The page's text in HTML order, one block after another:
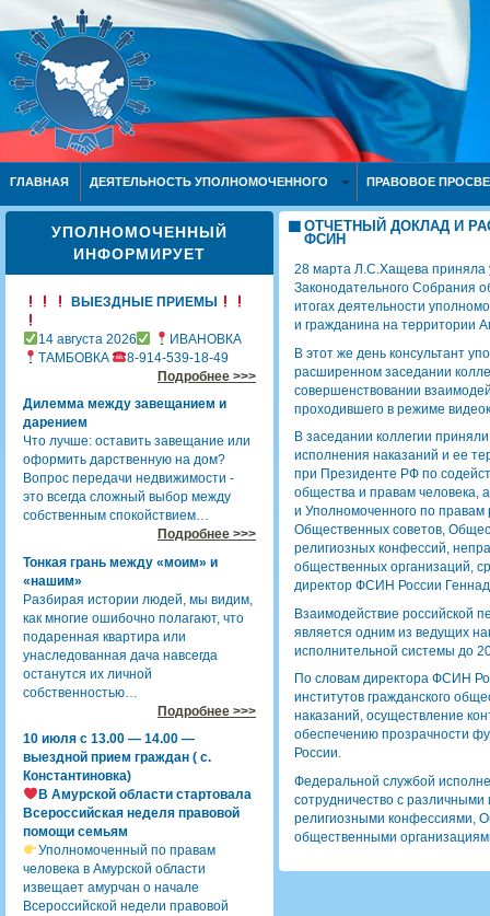
ГЛАВНАЯ ДЕЯТЕЛЬНОСТЬ УПОЛНОМОЧЕННОГО ПРАВОВОЕ
УПОЛНОМОЧЕННЫЙ
ИНФОРМИРУЕТ
ВЫЕЗДНЫЕ ПРИЕМЫ
14 августа 2026
ИВАНОВКА
ТАМБОВКА
8-914-539-18-49
Подробнее >>>
Дилемма между завещанием и
дарением
Что лучше: оставить завещание или
оформить дарственную на дом?
Вопрос передачи недвижимости -
это всегда сложный выбор между
собственным спокойствием…
Подробнее >>>
Тонкая грань между «моим» и
«нашим»
Разбирая истории людей, мы видим,
как многие ошибочно полагают, что
подаренная квартира или
унаследованная дача навсегда
останутся их личной
собственностью…
Подробнее >>>
10 июля с 13.00 — 14.00 —
выездной прием граждан ( с.
Константиновка)
В Амурской области стартовала
Всероссийская неделя правовой
помощи семьям
Уполномоченный по правам
человека в Амурской области
извещает амурчан о начале
Всероссийской недели правовой
ОТЧЕТНЫЙ ДОКЛАД И
ФСИН
28 марта Л.С.Хащева приняла
Законодательного Собрания
итогах деятельности
и гражданина на территории
В этот же день консультант
расширенном заседании
совершенствовании
проходившего в режиме
В заседании коллегии
исполнения наказаний и ее
при Президенте РФ по
общества и правам человека,
и Уполномоченного по
Общественных советов,
религиозных конфессий,
общественных организаций,
директор ФСИН России
Взаимодействие российской
является одним из ведущих
исполнительной системы до
По словам директора ФСИН
институтов гражданского
наказаний, осуществление
обеспечению прозрачности
России.
Федеральной службой
сотрудничество с различными
религиозными конфессиями,
общественными